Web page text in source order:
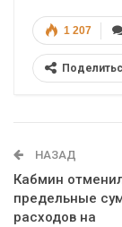
1 207
НАЗАД
Кабмин
предельные
расходов на